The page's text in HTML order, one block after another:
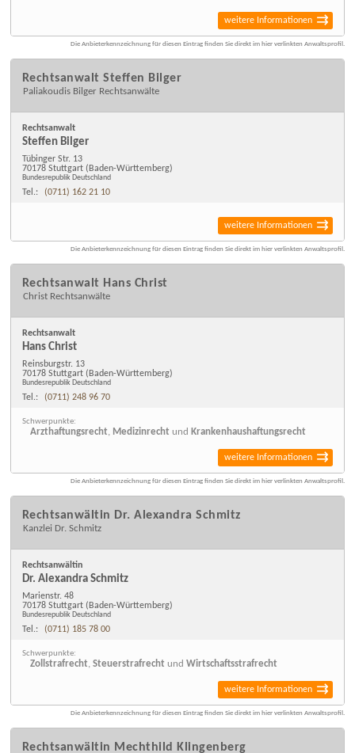
weitere Informationen
Die Anbieterkennzeichnung für diesen Eintrag finden Sie direkt im hier verlinkten Anwaltsprofil.
Rechtsanwalt Steffen Bilger
Paliakoudis Bilger Rechtsanwälte
Rechtsanwalt
Steffen Bilger
Tübinger Str. 13
70178 Stuttgart (Baden-Württemberg)
Bundesrepublik Deutschland
Tel.: (0711) 162 21 10
weitere Informationen
Die Anbieterkennzeichnung für diesen Eintrag finden Sie direkt im hier verlinkten Anwaltsprofil.
Rechtsanwalt Hans Christ
Christ Rechtsanwälte
Rechtsanwalt
Hans Christ
Reinsburgstr. 13
70178 Stuttgart (Baden-Württemberg)
Bundesrepublik Deutschland
Tel.: (0711) 248 96 70
Schwerpunkte:
Arzthaftungsrecht, Medizinrecht und Krankenhaushaftungsrecht
weitere Informationen
Die Anbieterkennzeichnung für diesen Eintrag finden Sie direkt im hier verlinkten Anwaltsprofil.
Rechtsanwältin Dr. Alexandra Schmitz
Kanzlei Dr. Schmitz
Rechtsanwältin
Dr. Alexandra Schmitz
Marienstr. 48
70178 Stuttgart (Baden-Württemberg)
Bundesrepublik Deutschland
Tel.: (0711) 185 78 00
Schwerpunkte:
Zollstrafrecht ,Steuerstrafrecht undWirtschaftsstrafrecht
weitere Informationen
Die Anbieterkennzeichnung für diesen Eintrag finden Sie direkt im hier verlinkten Anwaltsprofil.
Rechtsanwältin Mechthild Klingenberg